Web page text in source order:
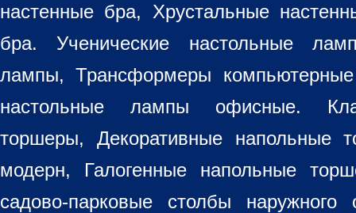
настенные бра, Хрустальные
бра. Ученические настольные
лампы, Трансформеры
настольные лампы офисные.
торшеры, Декоративные напольные
модерн, Галогенные напольные
садово-парковые столбы